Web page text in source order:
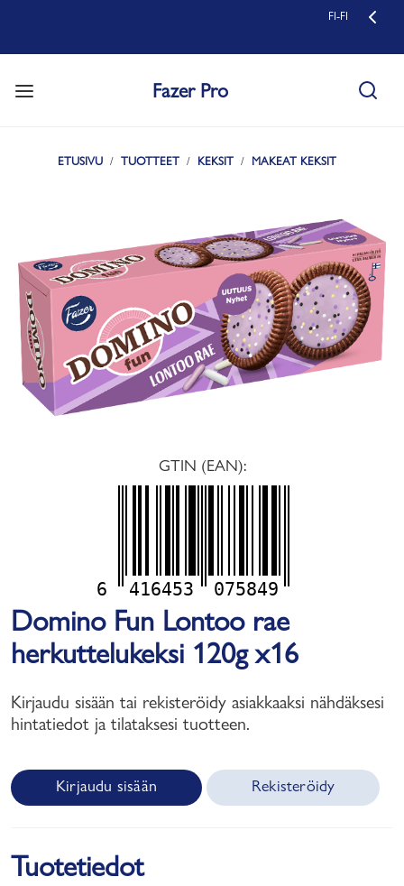
FI-FI
Fazer Pro
ETUSIVU TUOTTEET KEKSIT MAKEAT KEKSIT
GTIN (EAN):
6 416453 075849
Domino Fun Lontoo rae
herkuttelukeksi 120g x16
Kirjaudu sisään tai rekisteröidy asiakkaaksi nähdäksesi
hintatiedot ja tilataksesi tuotteen.
Kirjaudu sisään Rekisteröidy
Tuotetiedot